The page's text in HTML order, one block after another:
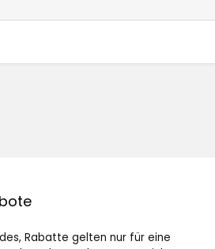
Rabatte gelten nur für eine